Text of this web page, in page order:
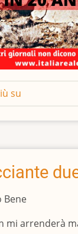
su
missione
italiana
Afghanistan:
53
morti
e
feriti
Bene
mi arrenderà